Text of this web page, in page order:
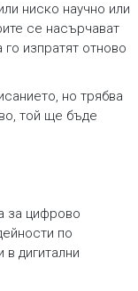
ниско научно или
се насърчават
изпратят отново
но трябва
той ще бъде
за цифрово
по
в дигитални